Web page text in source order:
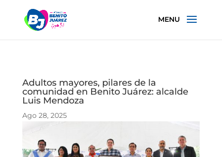
Adultos mayores, pilares de la
comunidad en Benito Juárez: alcalde
Luis Mendoza
Ago 28, 2025